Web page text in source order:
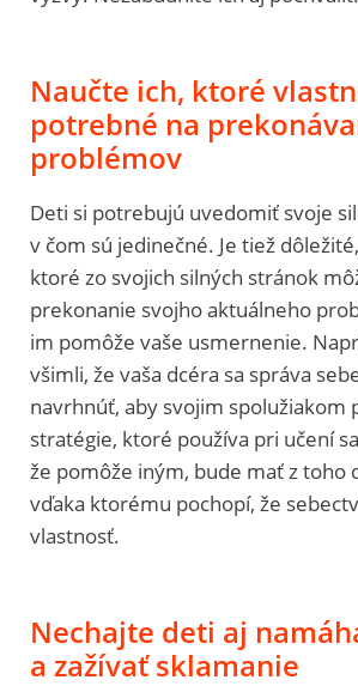
Naučte ich, ktoré
potrebné na
problémov
Deti si potrebujú uvedomiť svoje
v čom sú jedinečné. Je tiež
ktoré zo svojich silných stránok
prekonanie svojho aktuálneho
im pomôže vaše usmernenie.
všimli, že vaša dcéra sa správa
navrhnúť, aby svojim spolužiakom
stratégie, ktoré používa pri učení
že pomôže iným, bude mať z toho
vďaka ktorému pochopí, že
vlastnosť.
Nechajte deti aj
a zažívať sklamanie